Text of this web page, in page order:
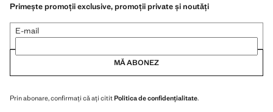
Primește promoții exclusive, promoții private și noutăți
E-mail
MĂ ABONEZ
Prin abonare, confirmați că ați cititPolitica de confidențialitate.